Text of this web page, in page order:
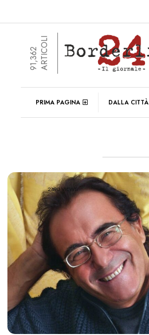
91,362ARTICOLI
PRIMA PAGINA DALLA CITTÀ
2490 VIEWS